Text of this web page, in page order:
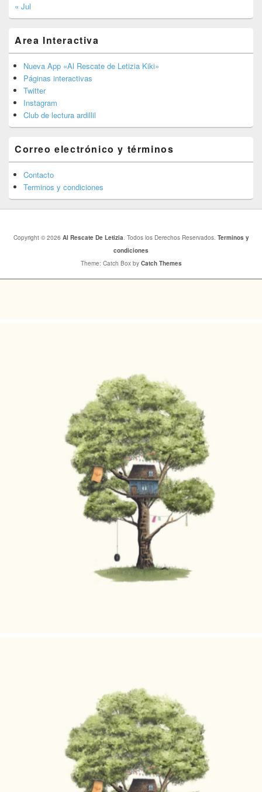
« Jul
Area Interactiva
Nueva App «Al Rescate de Letizia Kiki»
Páginas interactivas
Twitter
Instagram
Club de lectura ardillil
Correo electrónico y términos
Contacto
Terminos y condiciones
Copyright © 2026 Al Rescate De Letizia. Todos los Derechos Reservados. Terminos y
condiciones
Theme: Catch Box by Catch Themes